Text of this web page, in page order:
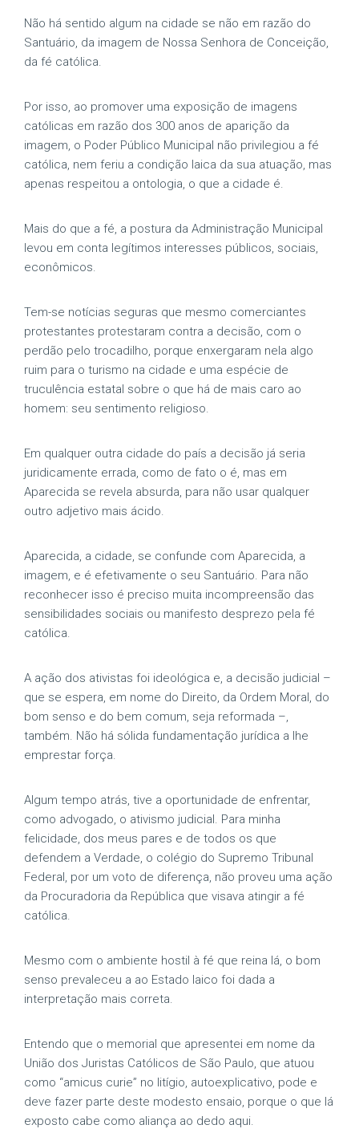
Não há sentido algum na cidade se não em razão do
Santuário, da imagem de Nossa Senhora de Conceição,
da fé católica.
Por isso, ao promover uma exposição de imagens
católicas em razão dos 300 anos de aparição da
imagem, o Poder Público Municipal não privilegiou a fé
católica, nem feriu a condição laica da sua atuação, mas
apenas respeitou a ontologia, o que a cidade é.
Mais do que a fé, a postura da Administração Municipal
levou em conta legítimos interesses públicos, sociais,
econômicos.
Tem-se notícias seguras que mesmo comerciantes
protestantes protestaram contra a decisão, com o
perdão pelo trocadilho, porque enxergaram nela algo
ruim para o turismo na cidade e uma espécie de
truculência estatal sobre o que há de mais caro ao
homem: seu sentimento religioso.
Em qualquer outra cidade do país a decisão já seria
juridicamente errada, como de fato o é, mas em
Aparecida se revela absurda, para não usar qualquer
outro adjetivo mais ácido.
Aparecida, a cidade, se confunde com Aparecida, a
imagem, e é efetivamente o seu Santuário. Para não
reconhecer isso é preciso muita incompreensão das
sensibilidades sociais ou manifesto desprezo pela fé
católica.
A ação dos ativistas foi ideológica e, a decisão judicial –
que se espera, em nome do Direito, da Ordem Moral, do
bom senso e do bem comum, seja reformada –,
também. Não há sólida fundamentação jurídica a lhe
emprestar força.
Algum tempo atrás, tive a oportunidade de enfrentar,
como advogado, o ativismo judicial. Para minha
felicidade, dos meus pares e de todos os que
defendem a Verdade, o colégio do Supremo Tribunal
Federal, por um voto de diferença, não proveu uma ação
da Procuradoria da República que visava atingir a fé
católica.
Mesmo com o ambiente hostil à fé que reina lá, o bom
senso prevaleceu a ao Estado laico foi dada a
interpretação mais correta.
Entendo que o memorial que apresentei em nome da
União dos Juristas Católicos de São Paulo, que atuou
como “amicus curie” no litígio, autoexplicativo, pode e
deve fazer parte deste modesto ensaio, porque o que lá
exposto cabe como aliança ao dedo aqui.